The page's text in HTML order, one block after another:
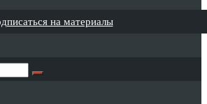
на материалы